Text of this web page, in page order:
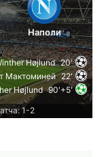
Наполи
Højlund 20'
Мактоминей 22'
Højlund 90'+5'
1-2